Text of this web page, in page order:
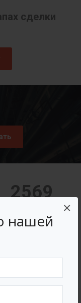
нашей
×
сделки
2569